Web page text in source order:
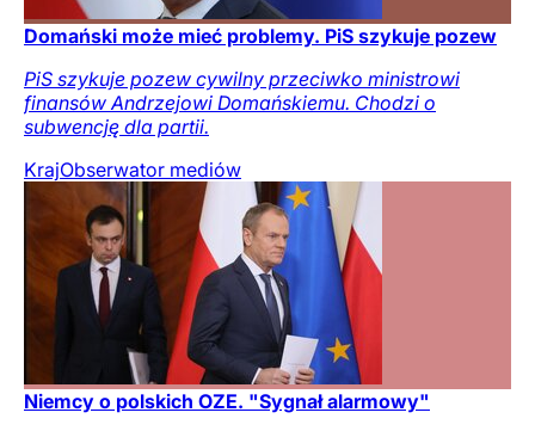
Domański może mieć problemy. PiS szykuje pozew
PiS szykuje pozew cywilny przeciwko ministrowi
finansów Andrzejowi Domańskiemu. Chodzi o
subwencję dla partii.
KrajObserwator mediów
Niemcy o polskich OZE. "Sygnał alarmowy"